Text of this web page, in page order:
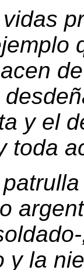
y el
toda
y la